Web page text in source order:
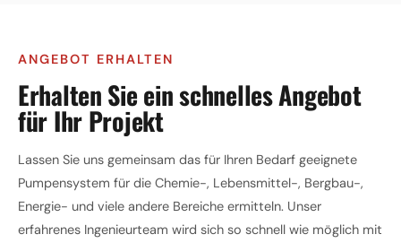
ANGEBOT ERHALTEN
Erhalten Sie ein schnelles Angebot
für Ihr Projekt
Lassen Sie uns gemeinsam das für Ihren Bedarf geeignete
Pumpensystem für die Chemie-, Lebensmittel-, Bergbau-,
Energie- und viele andere Bereiche ermitteln. Unser
erfahrenes Ingenieurteam wird sich so schnell wie möglich mit